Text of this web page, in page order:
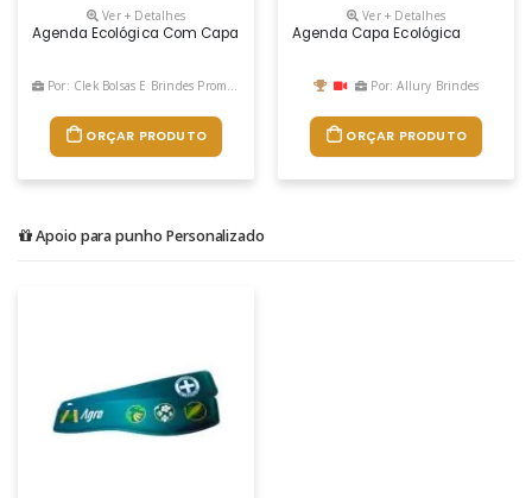
Ver + Detalhes
Agenda Ecológica Com Capa Dura Em Papelão Texturizado Que
Por: Clek Bolsas E Brindes Promocionais
ORÇAR PRODUTO
Ver + Detalhes
Agenda Capa Ecológica
Por: Allury Brindes
ORÇAR PRODUTO
Apoio para punho Personalizado